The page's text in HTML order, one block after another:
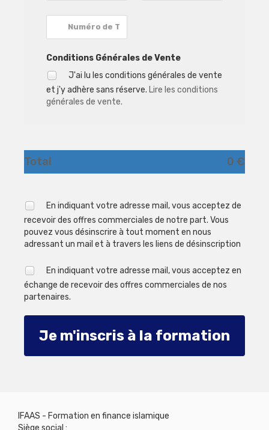
Conditions Générales de Vente
J'ai lu les conditions générales de vente
et j'y adhère sans réserve. Lire les conditions
générales de vente.
Total 0 €
En indiquant votre adresse mail, vous acceptez de
recevoir des offres commerciales de notre part. Vous
pouvez vous désinscrire à tout moment en nous
adressant un mail et à travers les liens de désinscription
En indiquant votre adresse mail, vous acceptez en
échange de recevoir des offres commerciales de nos
partenaires.
Je m'inscris à la formation
IFAAS - Formation en finance islamique
Siège social :